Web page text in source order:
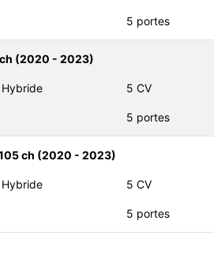
5 portes
ch (2020 - 2023)
Hybride 5 CV
5 portes
105 ch (2020 - 2023)
Hybride 5 CV
5 portes